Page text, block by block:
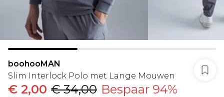
boohooMAN
Slim Interlock Polo met Lange Mouwen
€ 2,00 € 34,00 Bespaar 94%